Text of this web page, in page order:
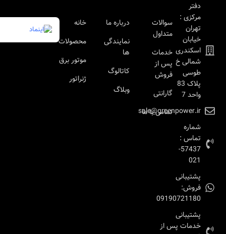
دفتر
مرکزی :
تهران
خیابان
اسکندری
شمالی خ
طوسی
پلاک 83
واحد 7
sale@greenpower.ir
شماره
تماس :
57437-
021
پشتیبانی
فروش:
09190721180
پشتیبانی
خدمات پس از
سوالات
متداول
خدمات
پس از
فروش
گارانتی
تماس با ما
درباره ما
نمایندگی
ها
کاتالوگ
وبلاگ
خانه
محصولات
موتور برق
ژنراتور